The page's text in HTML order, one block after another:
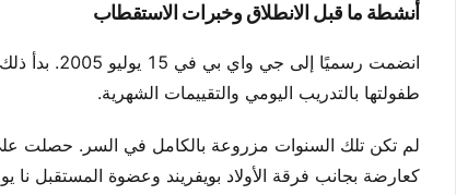
أنشطة ما قبل الانطلاق وخبرات الاستقطاب
انضمت
طفولتها بالتدريب اليومي والتقييمات الشهرية.
لم تكن تلك السنوات مزروعة بالكامل في السر. حصلت
كعارضة بجانب فرقة الأولاد بويفريند وعضوة المستقبل نا